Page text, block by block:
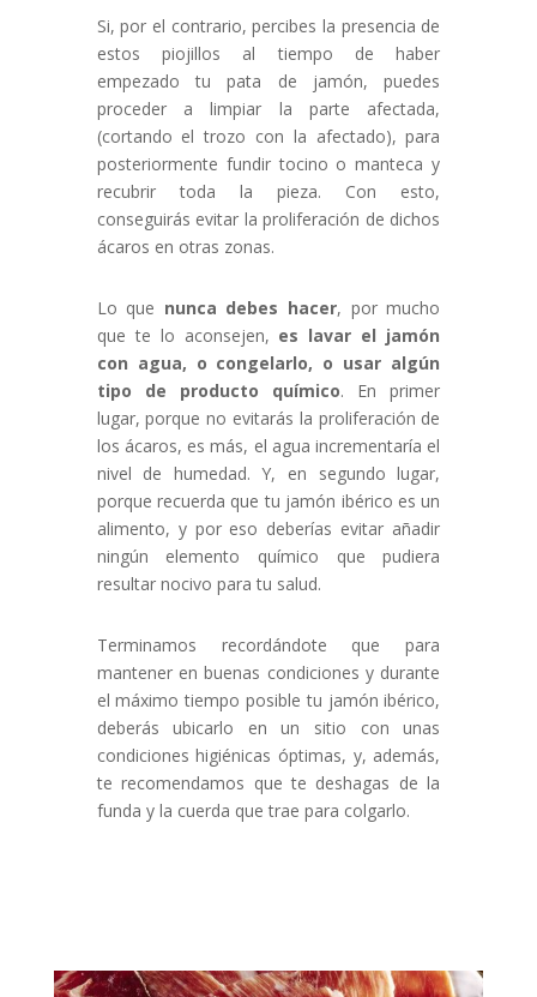
Si, por el contrario, percibes la presencia de
estos piojillos al tiempo de haber
empezado tu pata de jamón, puedes
proceder a limpiar la parte afectada,
(cortando el trozo con la afectado), para
posteriormente fundir tocino o manteca y
recubrir toda la pieza. Con esto,
conseguirás evitar la proliferación de dichos
ácaros en otras zonas.
Lo que nunca debes hacer, por mucho
que te lo aconsejen, es lavar el jamón
con agua, o congelarlo, o usar algún
tipo de producto químico. En primer
lugar, porque no evitarás la proliferación de
los ácaros, es más, el agua incrementaría el
nivel de humedad. Y, en segundo lugar,
porque recuerda que tu jamón ibérico es un
alimento, y por eso deberías evitar añadir
ningún elemento químico que pudiera
resultar nocivo para tu salud.
Terminamos recordándote que para
mantener en buenas condiciones y durante
el máximo tiempo posible tu jamón ibérico,
deberás ubicarlo en un sitio con unas
condiciones higiénicas óptimas, y, además,
te recomendamos que te deshagas de la
funda y la cuerda que trae para colgarlo.